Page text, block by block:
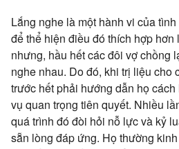
Lắng nghe là một hành vi của
để thể hiện điều đó thích hợp
nhưng, hầu hết các đôi vợ chồng
nghe nhau. Do đó, khi trị liệu cho
trước hết phải hướng dẫn họ
vụ quan trọng tiên quyết. Nhiều
quá trình đó đòi hỏi nỗ lực và kỷ
sẵn lòng đáp ứng. Họ thường